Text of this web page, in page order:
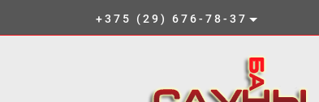
+375 (29) 676-78-37